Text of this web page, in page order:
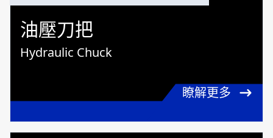
油壓刀把
Hydraulic Chuck
瞭解更多